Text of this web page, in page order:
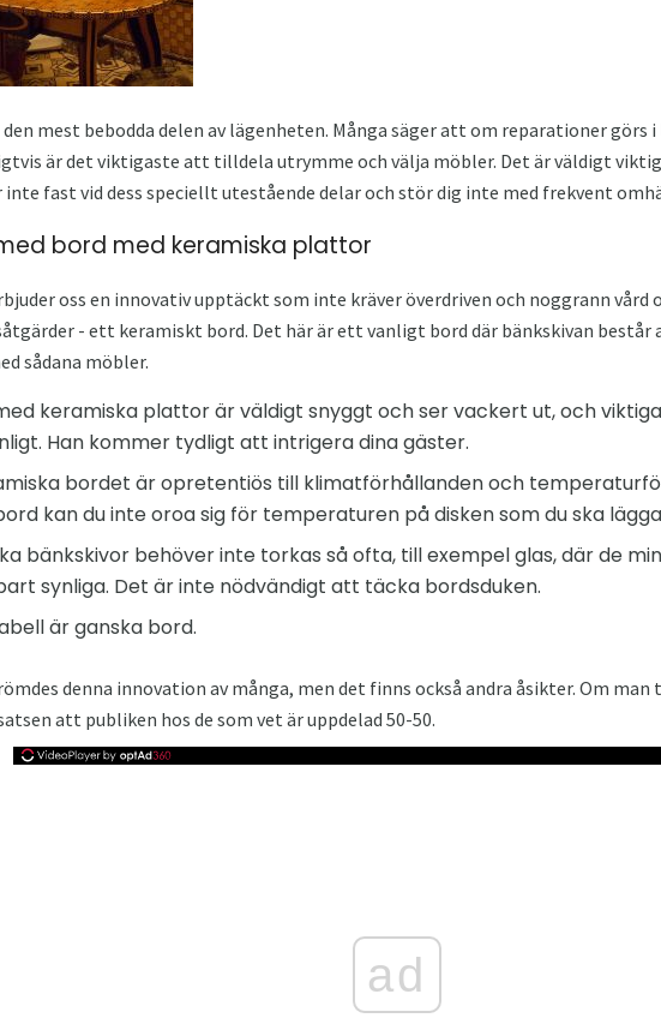
mest bebodda delen av lägenheten. Många säger att om reparationer görs
är det viktigaste att tilldela utrymme och välja möbler. Det är väldigt
fast vid dess speciellt utestående delar och stör dig inte med frekvent
bord med keramiska plattor
oss en innovativ upptäckt som inte kräver överdriven och noggrann vård
- ett keramiskt bord. Det här är ett vanligt bord där bänkskivan består
sådana möbler.
keramiska plattor är väldigt snyggt och ser vackert ut, och
Han kommer tydligt att intrigera dina gäster.
bordet är opretentiös till klimatförhållanden och
kan du inte oroa sig för temperaturen på disken som du ska
bänkskivor behöver inte torkas så ofta, till exempel glas, där de
synliga. Det är inte nödvändigt att täcka bordsduken.
är ganska bord.
denna innovation av många, men det finns också andra åsikter. Om
att publiken hos de som vet är uppdelad 50-50.
ad